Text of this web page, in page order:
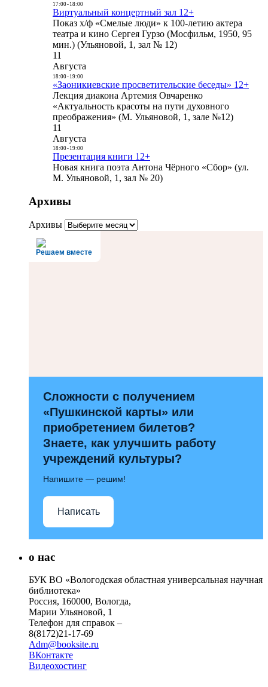
17:00- 18:00
Виртуальный концертный зал 12+
Показ х/ф «Смелые люди» к 100-летию актера
театра и кино Сергея Гурзо (Мосфильм, 1950, 95
мин.) (Ульяновой, 1, зал № 12)
11
Августа
18:00- 19:00
«Заоникиевские просветительские беседы» 12+
Лекция диакона Артемия Овчаренко
«Актуальность красоты на пути духовного
преображения» (М. Ульяновой, 1, зале №12)
11
Августа
18:00- 19:00
Презентация книги 12+
Новая книга поэта Антона Чёрного «Сбор» (ул.
М. Ульяновой, 1, зал № 20)
Архивы
Архивы
Решаем вместе
Сложности с получением
«Пушкинской карты» или
приобретением билетов?
Знаете, как улучшить работу
учреждений культуры?
Напишите — решим!
Написать
о нас
БУК ВО «Вологодская областная универсальная научная
библиотека»
Россия, 160000, Вологда,
Марии Ульяновой, 1
Телефон для справок –
8(8172)21-17-69
Adm@booksite.ru
ВКонтакте
Видеохостинг